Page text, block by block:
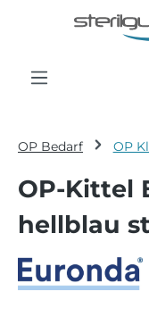
Zum Hauptinhalt
OP Bedarf OP
OP-Kittel
hellblau